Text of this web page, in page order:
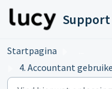
Support
Startpagina
4. Accountant